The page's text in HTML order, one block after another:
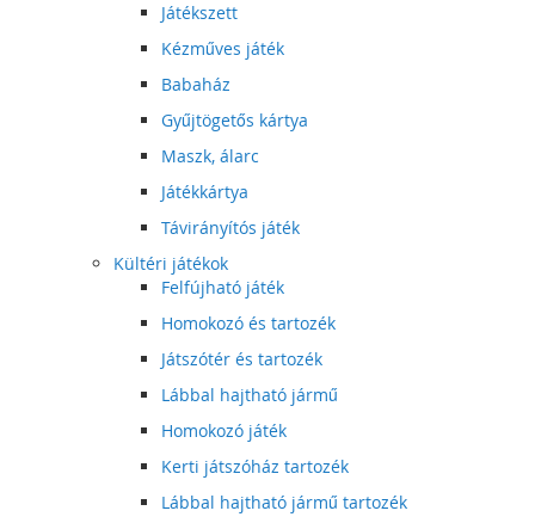
Játékszett
Kézműves játék
Babaház
Gyűjtögetős kártya
Maszk, álarc
Játékkártya
Távirányítós játék
Kültéri játékok
Felfújható játék
Homokozó és tartozék
Játszótér és tartozék
Lábbal hajtható jármű
Homokozó játék
Kerti játszóház tartozék
Lábbal hajtható jármű tartozék